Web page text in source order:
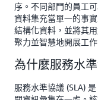
序。不同部門的員工
資料集充當單一的事
結構化資料，並將其
聚力並智慧地開展工
為什麼服務水
服務水準協議 (SLA)